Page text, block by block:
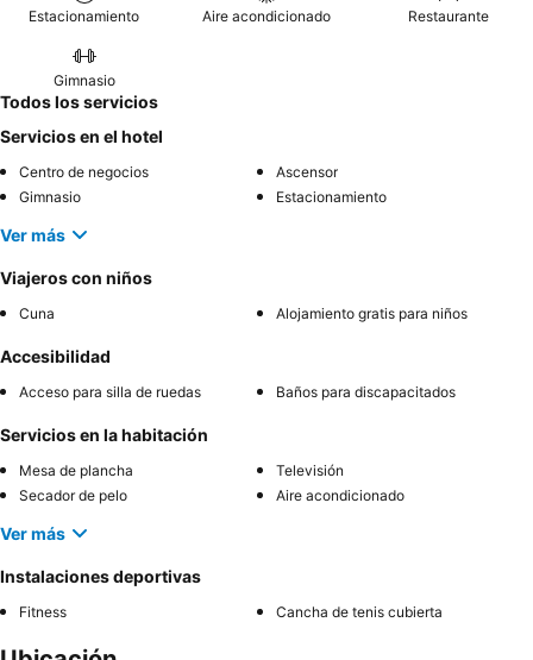
Estacionamiento Aire acondicionado Restaurante
Gimnasio
Todos los servicios
Servicios en el hotel
Centro de negocios
Ascensor
Gimnasio
Estacionamiento
Ver más
Viajeros con niños
Cuna Alojamiento gratis para niños
Accesibilidad
Acceso para silla de ruedas Baños para discapacitados
Servicios en la habitación
Mesa de plancha
Televisión
Secador de pelo
Aire acondicionado
Ver más
Instalaciones deportivas
Fitness Cancha de tenis cubierta